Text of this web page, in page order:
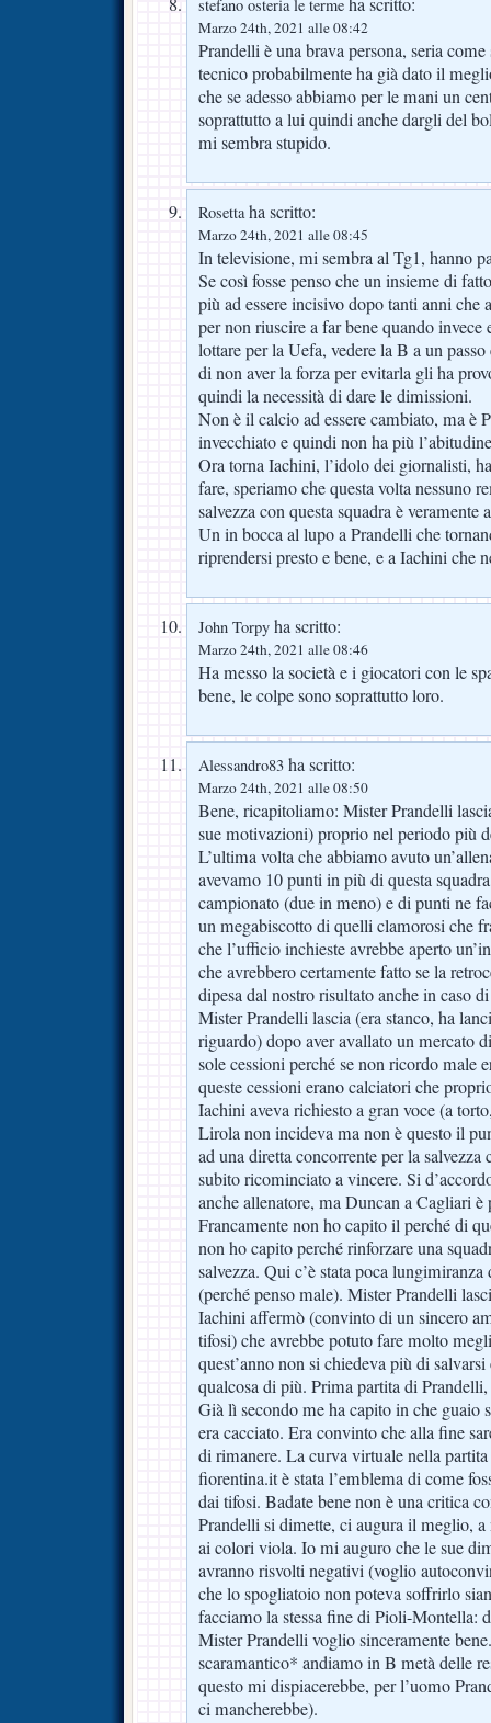
stefano osteria le terme ha scritto:
Marzo 24th, 2021 alle 08:42
Prandelli è una brava persona, seria
tecnico probabilmente ha già dato il
che se adesso abbiamo per le mani un
soprattutto a lui quindi anche dargli del
mi sembra stupido.
Rosettaha scritto:
Marzo 24th, 2021 alle 08:45
In televisione, mi sembra al Tg1, hanno
Se così fosse penso che un insieme di
più ad essere incisivo dopo tanti anni che
per non riuscire a far bene quando invece
lottare per la Uefa, vedere la B a un passo
di non aver la forza per evitarla gli ha
quindi la necessità di dare le dimissioni.
Non è il calcio ad essere cambiato, ma è
invecchiato e quindi non ha più
Ora torna Iachini, l’idolo dei giornalisti,
fare, speriamo che questa volta nessuno
salvezza con questa squadra è veramente
Un in bocca al lupo a Prandelli che
riprendersi presto e bene, e a Iachini che
John Torpy ha scritto:
Marzo 24th, 2021 alle 08:46
Ha messo la società e i giocatori con le
bene, le colpe sono soprattutto loro.
Alessandro83 ha scritto:
Marzo 24th, 2021 alle 08:50
Bene, ricapitoliamo: Mister Prandelli
sue motivazioni) proprio nel periodo più
L’ultima volta che abbiamo avuto
avevamo 10 punti in più di questa
campionato (due in meno) e di punti ne
un megabiscotto di quelli clamorosi che
che l’ufficio inchieste avrebbe aperto
che avrebbero certamente fatto se la
dipesa dal nostro risultato anche in caso
Mister Prandelli lascia (era stanco, ha
riguardo) dopo aver avallato un mercato
sole cessioni perché se non ricordo male
queste cessioni erano calciatori che
Iachini aveva richiesto a gran voce (a
Lirola non incideva ma non è questo il
ad una diretta concorrente per la
subito ricominciato a vincere. Si
anche allenatore, ma Duncan a Cagliari
Francamente non ho capito il perché di
non ho capito perché rinforzare una
salvezza. Qui c’è stata poca
(perché penso male). Mister Prandelli
Iachini affermò (convinto di un sincero
tifosi) che avrebbe potuto fare molto
quest’anno non si chiedeva più di
qualcosa di più. Prima partita di
Già lì secondo me ha capito in che guaio
era cacciato. Era convinto che alla fine
di rimanere. La curva virtuale nella
fiorentina.it è stata l’emblema di come
dai tifosi. Badate bene non è una critica
Prandelli si dimette, ci augura il meglio,
ai colori viola. Io mi auguro che le sue
avranno risvolti negativi (voglio
che lo spogliatoio non poteva soffrirlo
facciamo la stessa fine di Pioli-Montella:
Mister Prandelli voglio sinceramente
scaramantico* andiamo in B metà delle
questo mi dispiacerebbe, per l’uomo
ci mancherebbe).